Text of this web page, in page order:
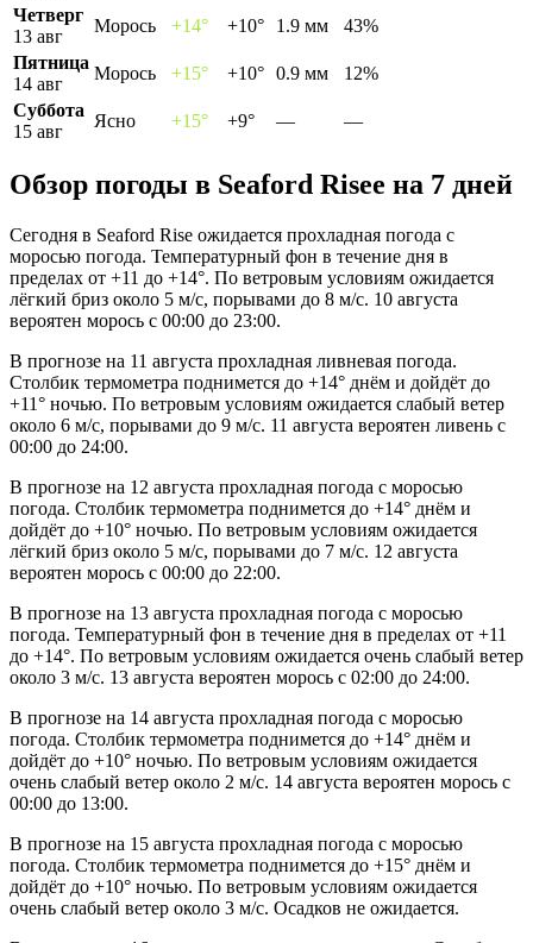
Четверг
13 авг
Морось +14° +10° 1.9 мм
43%
Пятница
14 авг
Морось +15° +10° 0.9 мм
12%
Суббота
15 авг
Ясно +15° +9° — —
Обзор погоды в Seaford Riseе на 7 дней
Сегодня в Seaford Rise ожидается прохладная погода с
моросью погода. Температурный фон в течение дня в
пределах от +11 до +14°. По ветровым условиям ожидается
лёгкий бриз около 5 м/с, порывами до 8 м/с. 10 августа
вероятен морось с 00:00 до 23:00.
В прогнозе на 11 августа прохладная ливневая погода.
Столбик термометра поднимется до +14° днём и дойдёт до
+11° ночью. По ветровым условиям ожидается слабый ветер
около 6 м/с, порывами до 9 м/с. 11 августа вероятен ливень с
00:00 до 24:00.
В прогнозе на 12 августа прохладная погода с моросью
погода. Столбик термометра поднимется до +14° днём и
дойдёт до +10° ночью. По ветровым условиям ожидается
лёгкий бриз около 5 м/с, порывами до 7 м/с. 12 августа
вероятен морось с 00:00 до 22:00.
В прогнозе на 13 августа прохладная погода с моросью
погода. Температурный фон в течение дня в пределах от +11
до +14°. По ветровым условиям ожидается очень слабый ветер
около 3 м/с. 13 августа вероятен морось с 02:00 до 24:00.
В прогнозе на 14 августа прохладная погода с моросью
погода. Столбик термометра поднимется до +14° днём и
дойдёт до +10° ночью. По ветровым условиям ожидается
очень слабый ветер около 2 м/с. 14 августа вероятен морось с
00:00 до 13:00.
В прогнозе на 15 августа прохладная погода с моросью
погода. Столбик термометра поднимется до +15° днём и
дойдёт до +10° ночью. По ветровым условиям ожидается
очень слабый ветер около 3 м/с. Осадков не ожидается.